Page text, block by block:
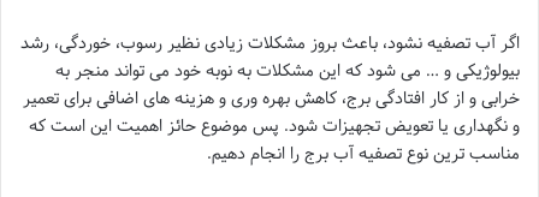
اگر آب تصفیه نشود، باعث بروز مشکلات زیادی نظیر رسوب، خوردگی، رشد
بیولوژیکی و … می ‌شود که این مشکلات به نوبه خود می تواند منجر به
خرابی و از کار افتادگی برج، کاهش بهره ‌وری و هزینه های اضافی برای تعمیر
و نگهداری یا تعویض تجهیزات شود. پس موضوع حائز اهمیت این است که
مناسب ‌ترین نوع تصفیه آب برج را انجام دهیم.